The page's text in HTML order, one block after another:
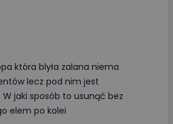
która blyła zalana niema
lecz pod nim jest
W jaki sposób to usunąć bez
elem po kolei